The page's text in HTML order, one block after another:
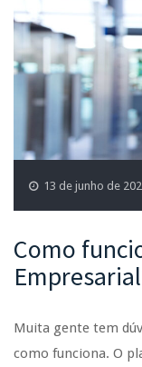
13 de junho de
Como
Muita gente tem
como funciona. O